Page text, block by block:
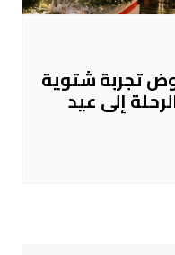
تجربة شتوية
إلى عيد